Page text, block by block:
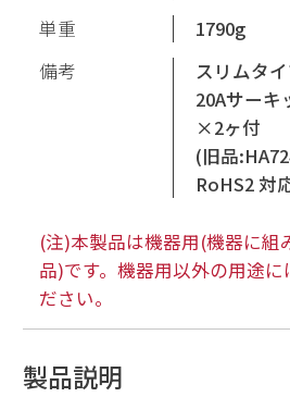
単重
1790g
備考
スリムタ
20Aサーキ
×2ヶ付
(旧品
RoHS2 対
(注)本製品は機器用(機器に組
品)です。機器用以外の用途に
ださい。
製品説明